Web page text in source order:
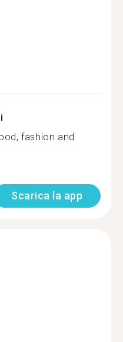
fashion and
Scarica la app